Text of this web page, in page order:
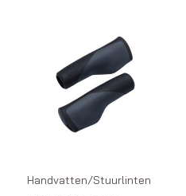
Handvatten/Stuurlinten